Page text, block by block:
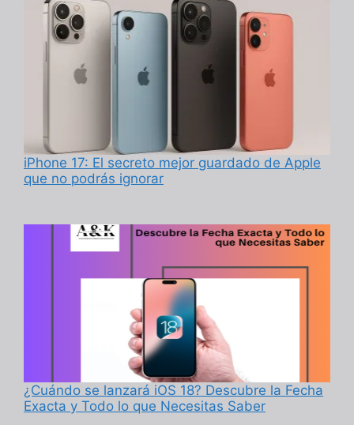
iPhone 17: El secreto mejor guardado de Apple
que no podrás ignorar
¿Cuándo se lanzará iOS 18? Descubre la Fecha
Exacta y Todo lo que Necesitas Saber